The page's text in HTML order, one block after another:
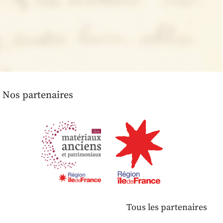
Nos partenaires
Tous les partenaires